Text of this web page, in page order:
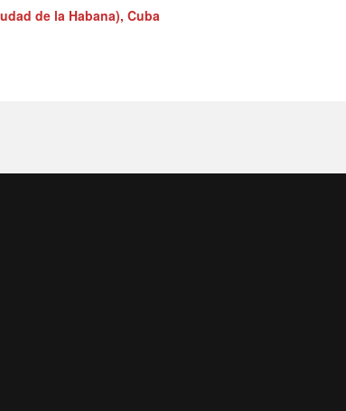
de la Habana), Cuba